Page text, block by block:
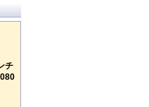
チ